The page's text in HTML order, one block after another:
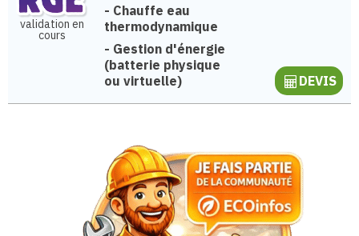
validation en
cours
- Chauffe eau
thermodynamique
- Gestion d'énergie
(batterie physique
ou virtuelle)
DEVIS